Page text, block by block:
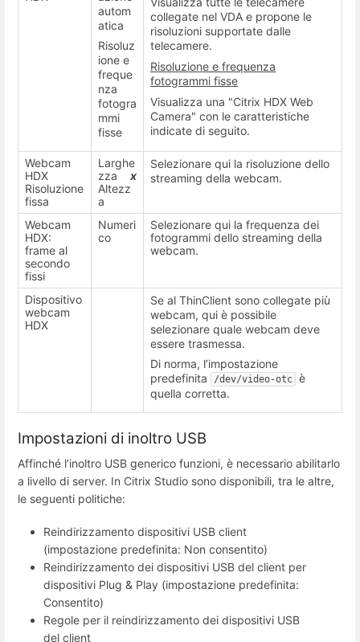
autom
atica
Risoluz
ione e
freque
nza
fotogra
mmi
fisse
collegate nel VDA e propone le
risoluzioni supportate dalle
telecamere.
Risoluzione e frequenza
fotogrammi fisse
Visualizza una "Citrix HDX Web
Camera" con le caratteristiche
indicate di seguito.
Webcam
HDX
Risoluzione
fissa
Larghe
zza x
Altezz
a
Selezionare qui la risoluzione dello
streaming della webcam.
Webcam
HDX:
frame al
secondo
fissi
Numeri
co
Selezionare qui la frequenza dei
fotogrammi dello streaming della
webcam.
Dispositivo
webcam
HDX
Se al ThinClient sono collegate più
webcam, qui è possibile
selezionare quale webcam deve
essere trasmessa.
Di norma, l’impostazione
predefinita
/dev/video-otc è
quella corretta.
Impostazioni di inoltro USB
Affinché l’inoltro USB generico funzioni, è necessario abilitarlo
a livello di server. In Citrix Studio sono disponibili, tra le altre,
le seguenti politiche:
Reindirizzamento dispositivi USB client
(impostazione predefinita: Non consentito)
Reindirizzamento dei dispositivi USB del client per
dispositivi Plug & Play (impostazione predefinita:
Consentito)
Regole per il reindirizzamento dei dispositivi USB
del client